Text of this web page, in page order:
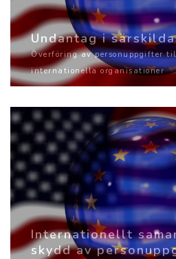
Undantag i
Överföring av personuppgifter
internationella organisationer
Internationellt
skydd av